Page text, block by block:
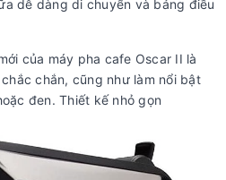
dễ dàng di chuyển và bảng điều
của máy pha cafe Oscar II là
chắn, cũng như làm nổi bật
đen. Thiết kế nhỏ gọn